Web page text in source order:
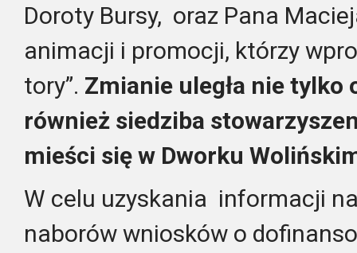
Doroty Bursy, oraz Pana
animacji i promocji, którzy
tory”. Zmianie uległa nie tylko
również siedziba
mieści się w Dworku
W celu uzyskania informacji
naborów wniosków o